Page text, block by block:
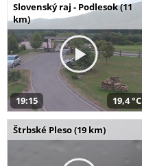
Slovenský raj - Podlesok (11
km)
19:15 19,4 °C
Štrbské Pleso (19 km)